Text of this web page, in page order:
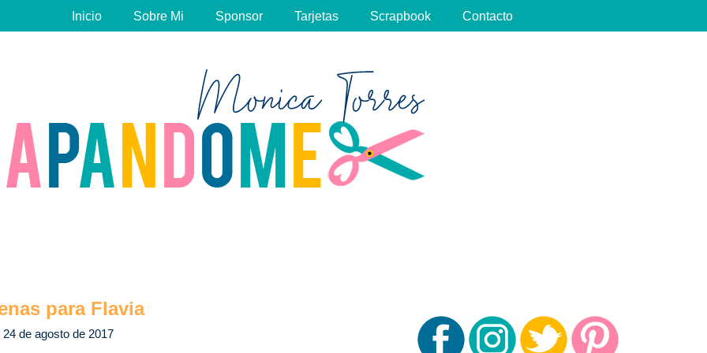
Inicio Sobre Mi Sponsor Tarjetas Scrapbook Contacto
para Flavia
24 de agosto de 2017